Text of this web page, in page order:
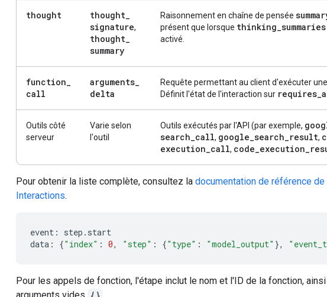
thought thought_
signature,
thought_
summary
Raisonnement en chaîne de pensée
présent que lorsque thinking_summaries
activé.
function_
call
arguments_
delta
Requête permettant au client d'exécuter
Définit l'état de l'interaction sur requires_
Outils côté
serveur
Varie selon
l'outil
Outils exécutés par l'API (par exemple,
search_call, google_search_result,
execution_call, code_execution_
Pour obtenir la liste complète, consultez la documentation de référence de
Interactions.
event : step . start
data : {"index" : 0, "step" : {"type" : "model_output" },
Pour les appels de fonction, l'étape inclut le nom et l'ID de la fonction,